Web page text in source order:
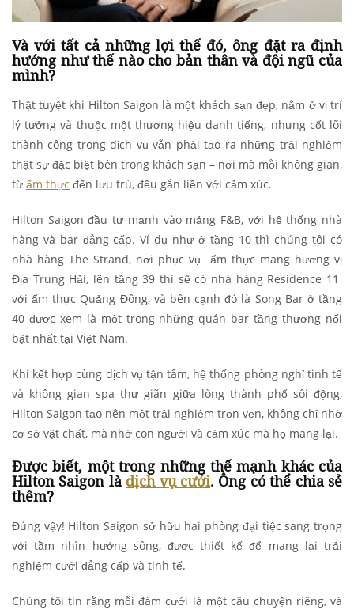
Và với tất cả những lợi thế đó, ông đặt ra định
hướng như thế nào cho bản thân và đội ngũ của
mình?
Thật tuyệt khi Hilton Saigon là một khách sạn đẹp, nằm ở vị trí
lý tưởng và thuộc một thương hiệu danh tiếng, nhưng cốt lõi
thành công trong dịch vụ vẫn phải tạo ra những trải nghiệm
thật sự đặc biệt bên trong khách sạn – nơi mà mỗi không gian,
từ ẩm thực đến lưu trú, đều gắn liền với cảm xúc.
Hilton Saigon đầu tư mạnh vào mảng F&B, với hệ thống nhà
hàng và bar đẳng cấp. Ví dụ như ở tầng 10 thì chúng tôi có
nhà hàng The Strand, nơi phục vụ ẩm thực mang hương vị
Địa Trung Hải, lên tầng 39 thì sẽ có nhà hàng Residence 11
với ẩm thực Quảng Đông, và bên cạnh đó là Song Bar ở tầng
40 được xem là một trong những quán bar tầng thượng nổi
bật nhất tại Việt Nam.
Khi kết hợp cùng dịch vụ tận tâm, hệ thống phòng nghỉ tinh tế
và không gian spa thư giãn giữa lòng thành phố sôi động,
Hilton Saigon tạo nên một trải nghiệm trọn vẹn, không chỉ nhờ
cơ sở vật chất, mà nhờ con người và cảm xúc mà họ mang lại.
Được biết, một trong những thế mạnh khác của
Hilton Saigon là dịch vụ cưới. Ông có thể chia sẻ
thêm?
Đúng vậy! Hilton Saigon sở hữu hai phòng đại tiệc sang trọng
với tầm nhìn hướng sông, được thiết kế để mang lại trải
nghiệm cưới đẳng cấp và tinh tế.
Chúng tôi tin rằng mỗi đám cưới là một câu chuyện riêng, và